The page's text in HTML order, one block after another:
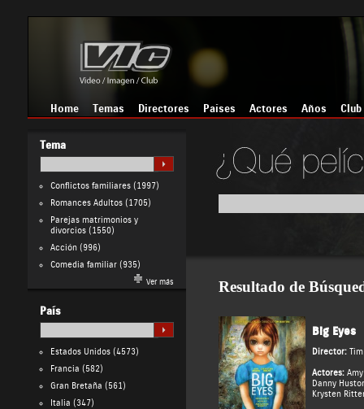
Home Temas Directores Países Actores Años Club
Tema
Conflictos familiares(1997)
Romances Adultos(1705)
Parejas matrimonios y
divorcios(1550)
Acción(996)
Comedia familiar(935)
Ver más
País
Estados Unidos(4573)
Francia (582)
Gran Bretaña (561)
Italia (347)
Resultado de
Big Eyes
Director:
Actores:
Danny
Krysten